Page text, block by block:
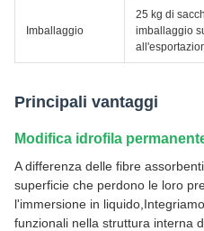
Imballaggio
25 kg di
imballaggio
Principali vantaggi
Modifica idrofila
A differenza delle fibre
superficie che perdono le loro
l'immersione in
funzionali nella struttura interna